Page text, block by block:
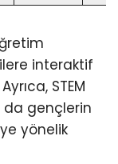
interaktif
STEM
da gençlerin
yönelik